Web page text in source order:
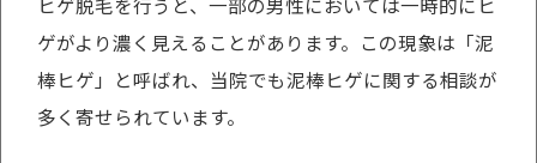
ヒゲ脱毛を行うと、一部の男性においては一時的にヒ
ゲがより濃く見えることがあります。この現象は「泥
棒ヒゲ」と呼ばれ、当院でも泥棒ヒゲに関する相談が
多く寄せられています。